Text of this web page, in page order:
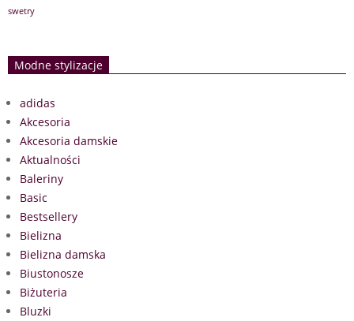
swetry
Modne stylizacje
adidas
Akcesoria
Akcesoria damskie
Aktualności
Baleriny
Basic
Bestsellery
Bielizna
Bielizna damska
Biustonosze
Biżuteria
Bluzki